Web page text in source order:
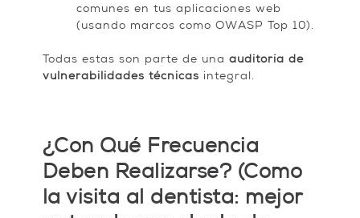
comunes en tus aplicaciones web
(usando marcos como OWASP Top 10).
Todas estas son parte de una auditoría de
vulnerabilidades técnicas integral.
¿Con Qué Frecuencia
Deben Realizarse? (Como
la visita al dentista: mejor